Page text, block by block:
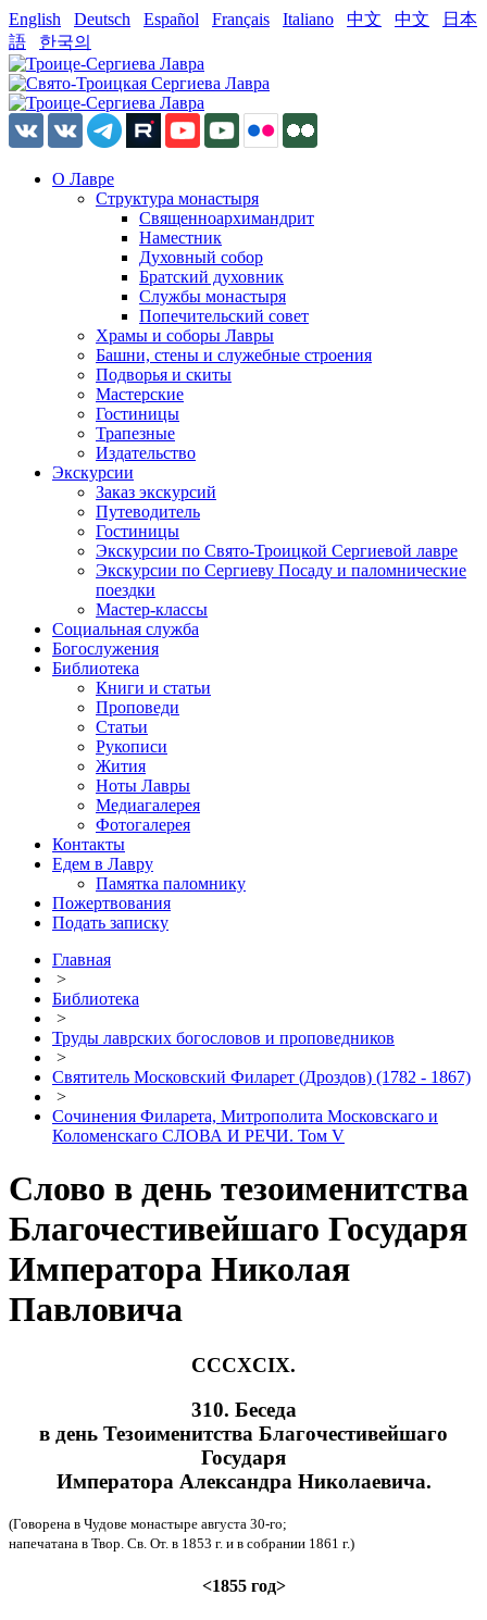
English Deutsch Español Français Italiano 中文 中文
日本
語
한국의
О Лавре
Структура монастыря
Священноархимандрит
Наместник
Духовный собор
Братский духовник
Службы монастыря
Попечительский совет
Храмы и соборы Лавры
Башни, стены и служебные строения
Подворья и скиты
Мастерские
Гостиницы
Трапезные
Издательство
Экскурсии
Заказ экскурсий
Путеводитель
Гостиницы
Экскурсии по Свято-Троицкой Сергиевой лавре
Экскурсии по Сергиеву Посаду и паломнические
поездки
Мастер-классы
Социальная служба
Богослужения
Библиотека
Книги и статьи
Проповеди
Статьи
Рукописи
Жития
Ноты Лавры
Медиагалерея
Фотогалерея
Контакты
Едем в Лавру
Памятка паломнику
Пожертвования
Подать записку
Главная
>
Библиотека
>
Труды лаврских богословов и проповедников
>
Святитель Московский Филарет (Дроздов) (1782 - 1867)
>
Сочинения Филарета, Митрополита Московскаго и
Коломенскаго СЛОВА И РЕЧИ. Том V
Слово в день тезоименитства
Благочестивейшаго Государя
Императора Николая
Павловича
CCCXCIX.
310. Беседа
в день Тезоименитства Благочестивейшаго
Государя
Императора Александра Николаевича.
(Говорена в Чудове монастыре августа 30-го;
напечатана в Твор. Св. От. в 1853 г. и в собрании 1861 г.)
<1855 год>